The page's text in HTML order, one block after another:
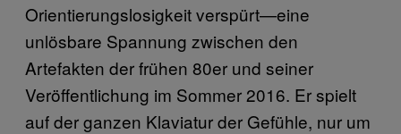
Orientierungslosigkeit verspürt—eine
unlösbare Spannung zwischen den
Artefakten der frühen 80er und seiner
Veröffentlichung im Sommer 2016. Er spielt
auf der ganzen Klaviatur der Gefühle, nur um